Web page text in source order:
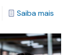
Saiba mais